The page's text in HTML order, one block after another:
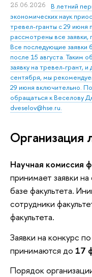
25.06.2026
В летний
экономических наук
тревел-гранты с 29 июня
рассмотрены все заявки,
Все последующие заявки
после 15 августа. Таким
заявку на тревел-грант,
сентября, мы
29 июня включительно.
обращаться к Веселову
dveselov@hse.ru.
Организация
Научная комиссия
принимает заявки
базе факультета.
сотрудники
факультета.
Заявки на конкурс
принимаются до 17
Порядок